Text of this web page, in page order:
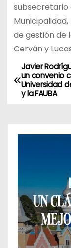
subsecretario
de gestión de
Cerván y
N
a
e
c
ó
Javier
un convenio
Universidad
y la FAUBA